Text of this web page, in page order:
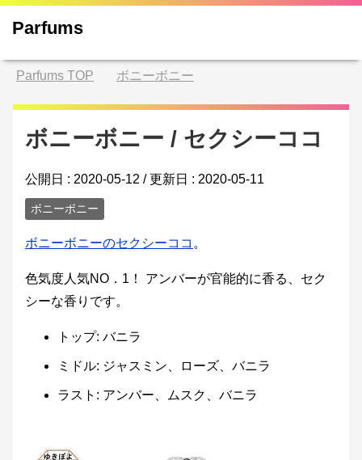
Parfums
Parfums TOP ボニーボニー
ボニーボニー / セクシーココ
公開日 : 2020-05-12 / 更新日 : 2020-05-11
ボニーボニー
ボニーボニーのセクシーココ 。
色気度人気NO．1！ アンバーが官能的に香る、セク
シーな香りです。
トップ: バニラ
ミドル: ジャスミン、ローズ、バニラ
ラスト: アンバー、ムスク、バニラ